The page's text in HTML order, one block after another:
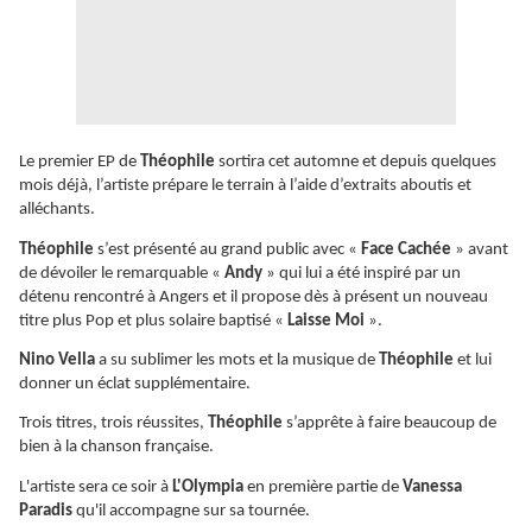
Le premier EP de Théophile sortira cet automne et depuis quelques
mois déjà, l’artiste prépare le terrain à l’aide d’extraits aboutis et
alléchants.
Théophile s’est présenté au grand public avec « Face Cachée » avant
de dévoiler le remarquable « Andy » qui lui a été inspiré par un
détenu rencontré à Angers et il propose dès à présent un nouveau
titre plus Pop et plus solaire baptisé « Laisse Moi ».
Nino Vella a su sublimer les mots et la musique de Théophile et lui
donner un éclat supplémentaire.
Trois titres, trois réussites, Théophile s’apprête à faire beaucoup de
bien à la chanson française.
L'artiste sera ce soir à L'Olympia en première partie de Vanessa
Paradis qu'il accompagne sur sa tournée.